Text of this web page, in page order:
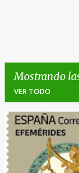
Mostrando
VER TODO
E
n
t